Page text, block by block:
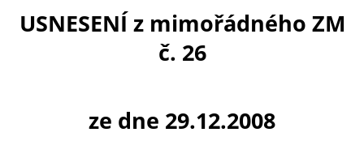
USNESENÍ z mimořádného ZM
č. 26
ze dne 29.12.2008